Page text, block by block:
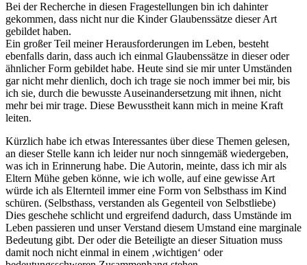
Bei der Recherche in diesen Fragestellungen bin ich dahinter
gekommen, dass nicht nur die Kinder Glaubenssätze dieser Art
gebildet haben.
Ein großer Teil meiner Herausforderungen im Leben, besteht
ebenfalls darin, dass auch ich einmal Glaubenssätze in dieser oder
ähnlicher Form gebildet habe. Heute sind sie mir unter Umständen
gar nicht mehr dienlich, doch ich trage sie noch immer bei mir, bis
ich sie, durch die bewusste Auseinandersetzung mit ihnen, nicht
mehr bei mir trage. Diese Bewusstheit kann mich in meine Kraft
leiten.
Kürzlich habe ich etwas Interessantes über diese Themen gelesen,
an dieser Stelle kann ich leider nur noch sinngemäß wiedergeben,
was ich in Erinnerung habe. Die Autorin, meinte, dass ich mir als
Eltern Mühe geben könne, wie ich wolle, auf eine gewisse Art
würde ich als Elternteil immer eine Form von Selbsthass im Kind
schüren. (Selbsthass, verstanden als Gegenteil von Selbstliebe)
Dies geschehe schlicht und ergreifend dadurch, dass Umstände im
Leben passieren und unser Verstand diesem Umstand eine marginale
Bedeutung gibt. Der oder die Beteiligte an dieser Situation muss
damit noch nicht einmal in einem ‚wichtigen‘ oder